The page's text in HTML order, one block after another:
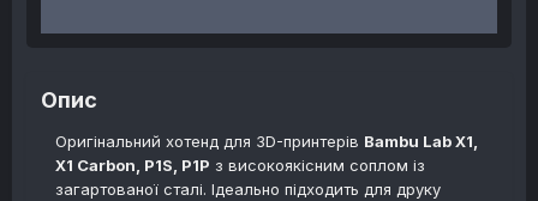
Опис
Оригінальний хотенд для 3D-принтерів Bambu Lab X1,
X1 Carbon, P1S, P1P з високоякісним соплом із
загартованої сталі. Ідеально підходить для друку